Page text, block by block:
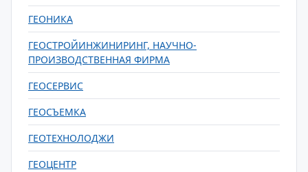
ГЕОНИКА
ГЕОСТРОЙИНЖИНИРИНГ, НАУЧНО-
ПРОИЗВОДСТВЕННАЯ ФИРМА
ГЕОСЕРВИС
ГЕОСЪЕМКА
ГЕОТЕХНОЛОДЖИ
ГЕОЦЕНТР